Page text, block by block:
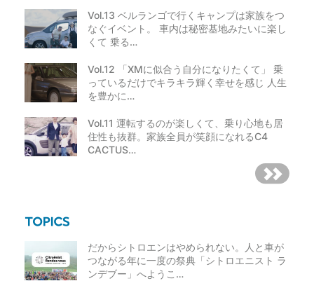
Vol.13 ベルランゴで行くキャンプは家族をつ
なぐイベント。 車内は秘密基地みたいに楽し
くて 乗る…
Vol.12 「XMに似合う自分になりたくて」 乗
っているだけでキラキラ輝く幸せを感じ 人生
を豊かに…
Vol.11 運転するのが楽しくて、乗り心地も居
住性も抜群。家族全員が笑顔になれるC4
CACTUS…
だからシトロエンはやめられない。人と車が
つながる年に一度の祭典「シトロエニスト ラ
ンデブー」へようこ…